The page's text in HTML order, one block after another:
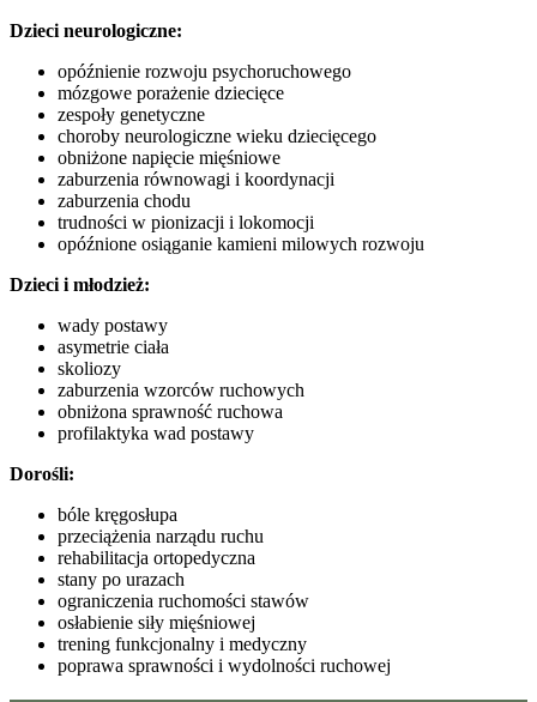
Dzieci neurologiczne:
opóźnienie rozwoju psychoruchowego
mózgowe porażenie dziecięce
zespoły genetyczne
choroby neurologiczne wieku dziecięcego
obniżone napięcie mięśniowe
zaburzenia równowagi i koordynacji
zaburzenia chodu
trudności w pionizacji i lokomocji
opóźnione osiąganie kamieni milowych rozwoju
Dzieci i młodzież:
wady postawy
asymetrie ciała
skoliozy
zaburzenia wzorców ruchowych
obniżona sprawność ruchowa
profilaktyka wad postawy
Dorośli:
bóle kręgosłupa
przeciążenia narządu ruchu
rehabilitacja ortopedyczna
stany po urazach
ograniczenia ruchomości stawów
osłabienie siły mięśniowej
trening funkcjonalny i medyczny
poprawa sprawności i wydolności ruchowej